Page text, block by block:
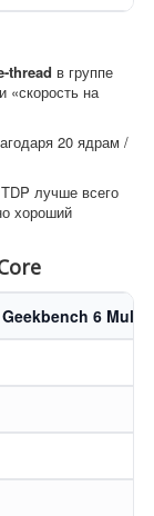
thread в группе
«скорость на
20 ядрам /
лучше всего
хороший
Geekbench 6 Multi-